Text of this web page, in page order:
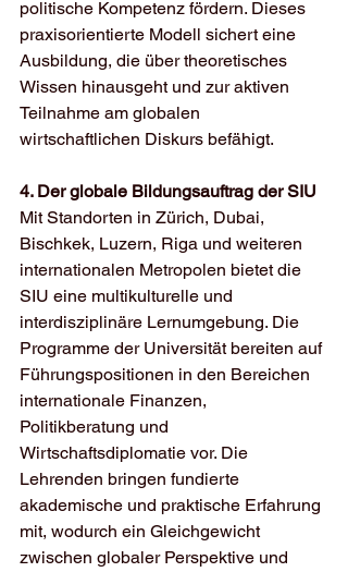
politische Kompetenz fördern. Dieses
praxisorientierte Modell sichert eine
Ausbildung, die über theoretisches
Wissen hinausgeht und zur aktiven
Teilnahme am globalen
wirtschaftlichen Diskurs befähigt.
4. Der globale Bildungsauftrag der SIU
Mit Standorten in Zürich, Dubai,
Bischkek, Luzern, Riga und weiteren
internationalen Metropolen bietet die
SIU eine multikulturelle und
interdisziplinäre Lernumgebung. Die
Programme der Universität bereiten auf
Führungspositionen in den Bereichen
internationale Finanzen,
Politikberatung und
Wirtschaftsdiplomatie vor. Die
Lehrenden bringen fundierte
akademische und praktische Erfahrung
mit, wodurch ein Gleichgewicht
zwischen globaler Perspektive und